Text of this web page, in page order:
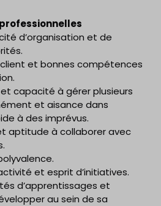
d’organisation et de
et bonnes compétences
capacité à gérer plusieurs
et aisance dans
à des imprévus.
aptitude à collaborer avec
et esprit d’initiatives.
d’apprentissages et
au sein de sa